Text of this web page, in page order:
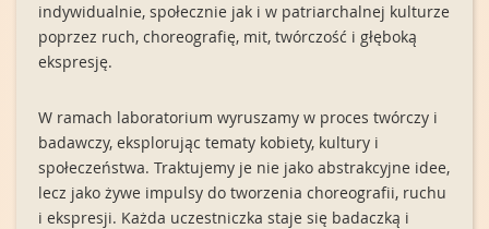
indywidualnie, społecznie jak i w patriarchalnej kulturze
poprzez ruch, choreografię, mit, twórczość i głęboką
ekspresję.
W ramach laboratorium wyruszamy w proces twórczy i
badawczy, eksplorując tematy kobiety, kultury i
społeczeństwa. Traktujemy je nie jako abstrakcyjne idee,
lecz jako żywe impulsy do tworzenia choreografii, ruchu
i ekspresji. Każda uczestniczka staje się badaczką i